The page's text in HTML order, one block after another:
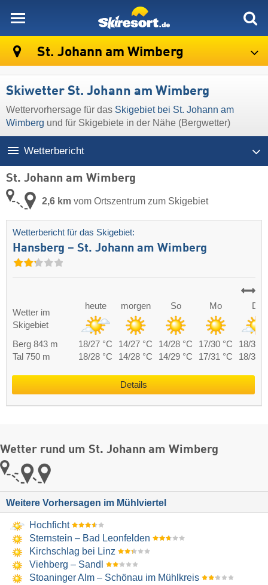
St. Johann am Wimberg
Skiwetter St. Johann am Wimberg
Wettervorhersage für das Skigebiet bei St. Johann am
Wimberg und für Skigebiete in der Nähe (Bergwetter)
Wetterbericht
St. Johann am Wimberg
2,6 km vom Ortszentrum zum Skigebiet
Wetterbericht für das Skigebiet:
Hansberg – St. Johann am Wimberg
Wetter im
Skigebiet
heute morgen So Mo Di
Berg 843 m 18/27 °C 14/27 °C 14/28 °C 17/30 °C
18/30
Tal 750 m
18/28 °C 14/28 °C 14/29 °C 17/31 °C 18/31
Details
Wetter rund um St. Johann am Wimberg
Weitere Vorhersagen im Mühlviertel
Hochficht
Sternstein – Bad Leonfelden
Kirchschlag bei Linz
Viehberg – Sandl
Stoaninger Alm – Schönau im Mühlkreis